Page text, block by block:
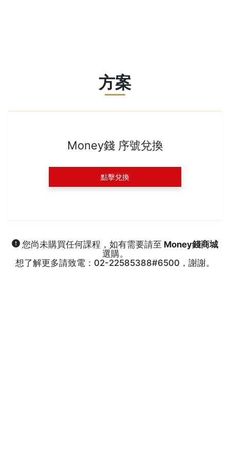
方案
Money錢 序號兌換
點擊兌換
您尚未購買任何課程，如有需要請至 Money錢商城
選購。
想了解更多請致電：02-22585388#6500，謝謝。